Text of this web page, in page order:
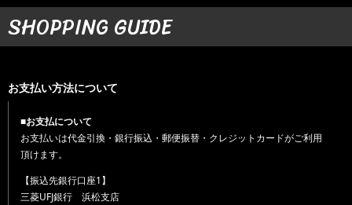
SHOPPING GUIDE
お支払い方法について
■お支払について
お支払いは代金引換・銀行振込・郵便振替・クレジットカードがご利用
頂けます。
【振込先銀行口座1】
三菱UFJ銀行 浜松支店